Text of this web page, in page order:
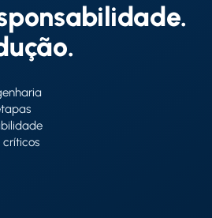
críticos